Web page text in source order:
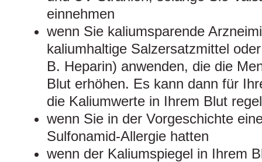
einnehmen
wenn Sie kaliumsparende
kaliumhaltige Salzersatzmittel
B. Heparin) anwenden, die die
Blut erhöhen. Es kann dann für
die Kaliumwerte in Ihrem Blut
wenn Sie in der Vorgeschichte
Sulfonamid-Allergie hatten
wenn der Kaliumspiegel in Ihrem